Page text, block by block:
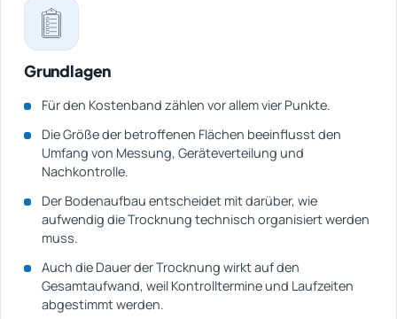
Grundlagen
Für den Kostenband zählen vor allem vier Punkte.
Die Größe der betroffenen Flächen beeinflusst den
Umfang von Messung, Geräteverteilung und
Nachkontrolle.
Der Bodenaufbau entscheidet mit darüber, wie
aufwendig die Trocknung technisch organisiert werden
muss.
Auch die Dauer der Trocknung wirkt auf den
Gesamtaufwand, weil Kontrolltermine und Laufzeiten
abgestimmt werden.